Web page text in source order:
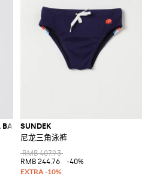
BAMBINA
SUNDEK
尼龙三角泳裤
RMB 407.93
RMB 244.76
-40%